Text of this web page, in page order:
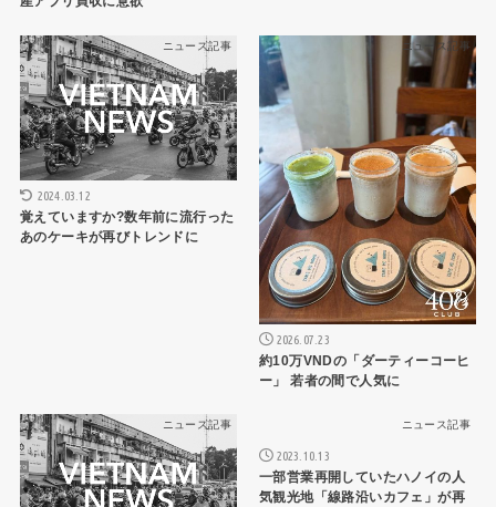
ニュース記事
2024.03.12
覚えていますか?数年前に流行った
あのケーキが再びトレンドに
ニュース記事
2026.07.23
約10万VNDの「ダーティーコーヒ
ー」 若者の間で人気に
ニュース記事 ニュース記事
2023.10.13
一部営業再開していたハノイの人
気観光地「線路沿いカフェ」が再